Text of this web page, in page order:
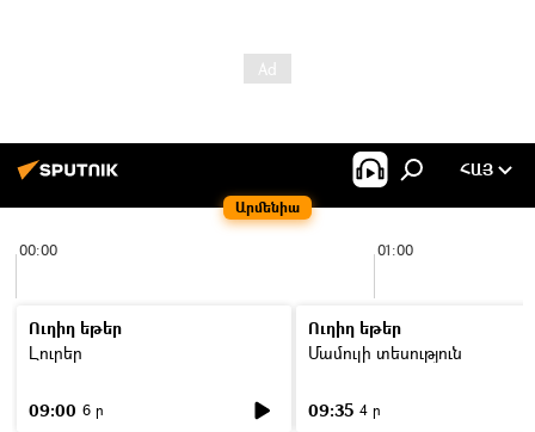
Արմենիա
ՀԱՅ
00:00 01:00
Ուղիղ եթեր
Լուրեր
09:00 6 ր
Ուղիղ եթեր
Մամուլի տեսություն
09:35 4 ր